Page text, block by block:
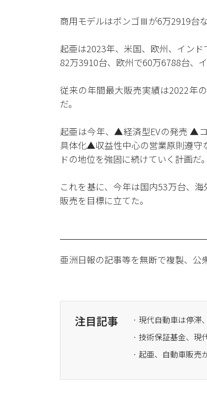
商用モデルはボンゴⅢが6万2919台
起亜は2023年、米国、欧州、イン
82万3910台、欧州で60万6788台、
従来の年間最大販売実績は2022年
だ。
起亜は今年、▲経済型EVの発売 ▲
具体化▲収益性中心の営業原則遵守
ドの地位を強固に続けていく計画だ。
これを基に、今年は国内53万台、
販売を目標に立てた。
亜洲日報の記事等を無断で複製、公
注目記事
· 現代自動車は停
· 起亜、自動車販